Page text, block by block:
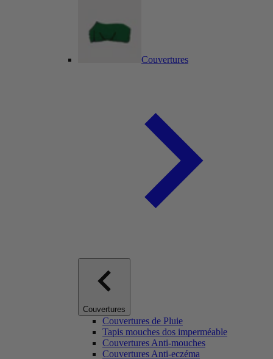
Couvertures
Couvertures
Couvertures de Pluie
Tapis mouches dos imperméable
Couvertures Anti-mouches
Couvertures Anti-eczéma